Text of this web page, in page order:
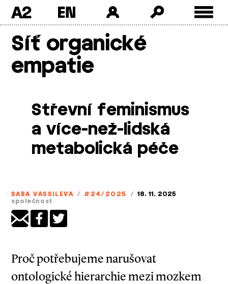
A2
Síť organické
empatie
Střevní feminismus
a více­-než­-lidská
metabolická péče
SABA VASSILEVA / #24/2025 / 18. 11. 2025
společnost
Proč potřebujeme narušovat
ontologické hierarchie mezi mozkem